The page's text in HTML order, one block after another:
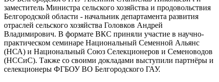
заместитель Министра сельского хозяйства и продовольствия
Белгородской области - начальник департамента развития
отраслей сельского хозяйства Головков Андрей
Владимирович. В формате ВКС приняли участие в научно-
практическом семинаре Национальный Семенной Альянс
(НСА) и Национальный Союз Селекционеров и Семеноводов
(НССиС). Также со своими докладами выступили партнёры и
селекционеры ФГБОУ ВО Белгородского ГАУ.